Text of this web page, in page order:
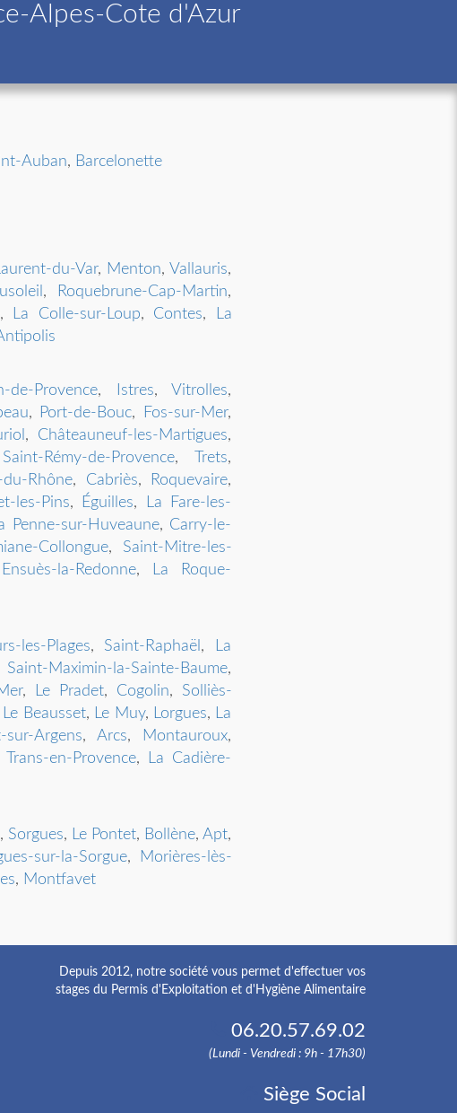
Alpes-Cote d'Azur
Auban, Barcelonette
du-Var, Menton,Vallauris,
, Roquebrune-Cap-Martin,
, La Colle-sur-Loup, Contes,
La
de-Provence, Istres,Vitrolles,
, Port-de-Bouc, Fos-sur-Mer,
, Châteauneuf-les-Martigues,
Saint-Rémy-de-Provence, Trets,
du-Rhône, Cabriès, Roquevaire,
les-Pins, Éguilles,
La Fare-les-
Penne-sur-Huveaune, Carry-le-
Collongue, Saint-Mitre-les-
Ensuès-la-Redonne, La Roque-
les-Plages, Saint-Raphaël , La
Saint-Maximin-la-Sainte-Baume,
, Le Pradet, Cogolin, Solliès-
Le Beausset, Le Muy, Lorgues, La
sur-Argens,Arcs, Montauroux,
Trans-en-Provence, La Cadière-
, Sorgues, Le Pontet, Bollène,Apt,
sur-la-Sorgue,
Morières-lès-
, Montfavet
Depuis 2012, notre société vous permet d'effectuer vos
stages du Permis d'Exploitation et d'Hygiène Alimentaire
06.20.57.69.02
(Lundi - Vendredi : 9h - 17h30)
Siège Social